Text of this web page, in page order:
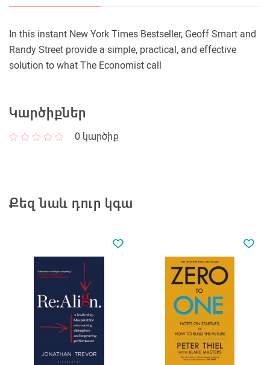
In this instant New York Times Bestseller, Geoff Smart and
Randy Street provide a simple, practical, and effective
solution to what The Economist call
Կարծիքներ
0 կարծիք
Քեզ նաև դուր կգա